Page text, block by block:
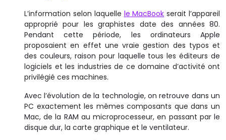
L’information selon laquelle le MacBook serait l’appareil
approprié pour les graphistes date des années 80.
Pendant cette période, les ordinateurs Apple
proposaient en effet une vraie gestion des typos et
des couleurs, raison pour laquelle tous les éditeurs de
logiciels et les industries de ce domaine d’activité ont
privilégié ces machines.
Avec l’évolution de la technologie, on retrouve dans un
PC exactement les mêmes composants que dans un
Mac, de la RAM au microprocesseur, en passant par le
disque dur, la carte graphique et le ventilateur.